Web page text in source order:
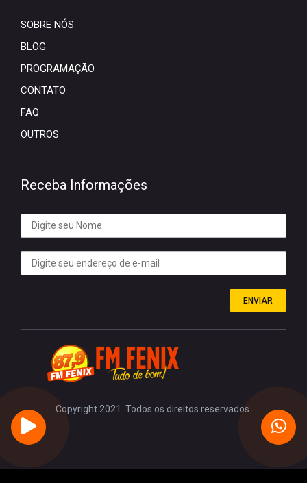
SOBRE NÓS
BLOG
PROGRAMAÇÃO
CONTATO
FAQ
OUTROS
Receba Informações
ENVIAR
Copyright 2021. Todos os direitos reservados.